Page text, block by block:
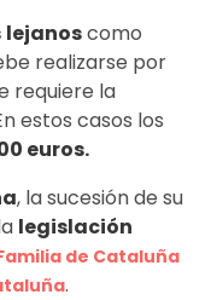
lejanoscomo
realizarse por
requiere la
estos casos los
euros.
, la sucesión de su
legislación
de Cataluña
.